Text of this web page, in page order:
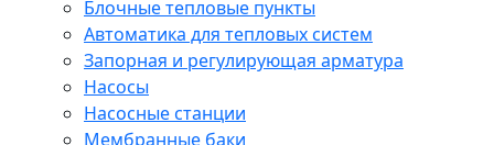
Блочные тепловые пункты
Автоматика для тепловых систем
Запорная и регулирующая арматура
Насосы
Насосные станции
Мембранные баки